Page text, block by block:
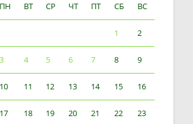
ПН
ВТ СР ЧТ ПТ СБ ВС
1 2
3 4 5 6 7 8 9
10 11 12 13 14 15 16
17 18 19 20 21 22 23